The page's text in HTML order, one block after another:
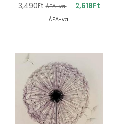
3,490Ft ÁFA-val 2,618Ft
ÁFA-val